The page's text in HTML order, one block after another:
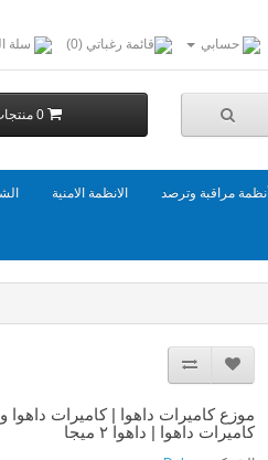
حسابي قائمة رغباتي (0) سلة
0 منتجات - L.E0.0
أنظمة مراقبة وترصد الانظمة الامنية
موزع كاميرات داهوا | كاميرات داهوا
كاميرات داهوا | داهوا ٢ ميجا